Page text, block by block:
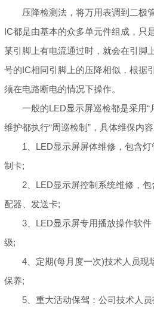
压降检测法，将万用表调到二极
IC都是由基本的众多单元件组成，只
某引脚上有电流通过时，就会在引脚
号的IC相同引脚上的压降相似，根据
须在电路断电的情况下操作。
一般的LED显示屏巡检都是采用“
维护都执行“周巡检制”，具体维保内
1、LED显示屏屏体维修，包含灯
制卡;
2、LED显示屏控制系统维修，包
配器、发送卡;
3、LED显示屏专用播放操作软件
级;
4、定期(每月度一次)技术人员现
保养;
5、重大活动保驾：公司技术人员